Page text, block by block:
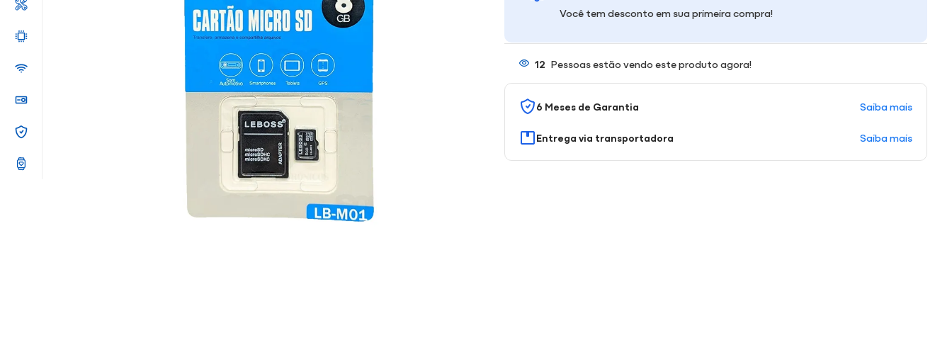
Você tem desconto em sua primeira compra!
12 Pessoas estão vendo este produto agora!
6 Meses de Garantia Saiba mais
Entrega via transportadora Saiba mais